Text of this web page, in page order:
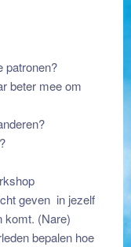
beter mee om
geven in jezelf
komt. (Nare)
bepalen hoe